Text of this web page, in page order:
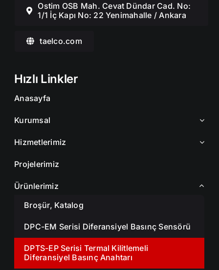
Ostim OSB Mah. Cevat Dündar Cad. No:
1/1 İç Kapı No: 22 Yenimahalle / Ankara
taelco.com
Hızlı Linkler
Anasayfa
Kurumsal
Hizmetlerimiz
Projelerimiz
Ürünlerimiz
Broşür, Katalog
DPC-EM Serisi Diferansiyel Basınç Sensörü
DPTS-EP Serisi Termal Kilitlemeli
Diferansiyel Basınç Anahtarı